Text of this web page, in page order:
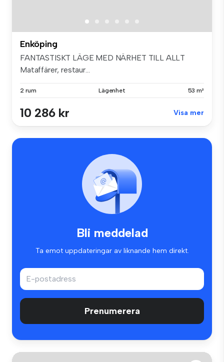
Enköping
FANTASTISKT LÄGE MED NÄRHET TILL ALLT
Mataffärer, restaur...
2 rum Lägenhet 53 m²
10 286 kr Visa mer
Bli meddelad
Ta emot uppdateringar av liknande hem direkt.
Prenumerera